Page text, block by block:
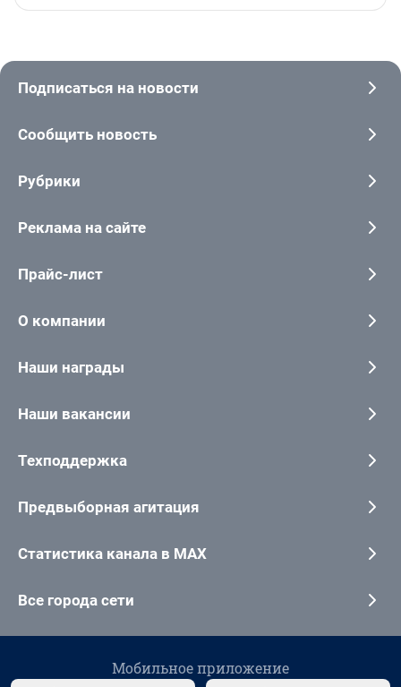
Подписаться на новости
Сообщить новость
Рубрики
Реклама на сайте
Прайс-лист
О компании
Наши награды
Наши вакансии
Техподдержка
Предвыборная агитация
Статистика канала в MAX
Все города сети
Мобильное приложение